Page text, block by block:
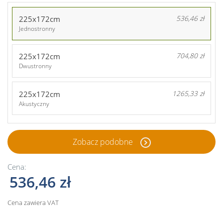
225x172cm 536,46 zł
Jednostronny
225x172cm 704,80 zł
Dwustronny
225x172cm 1265,33 zł
Akustyczny
Zobacz podobne
Cena:
536,46 zł
Cena zawiera VAT